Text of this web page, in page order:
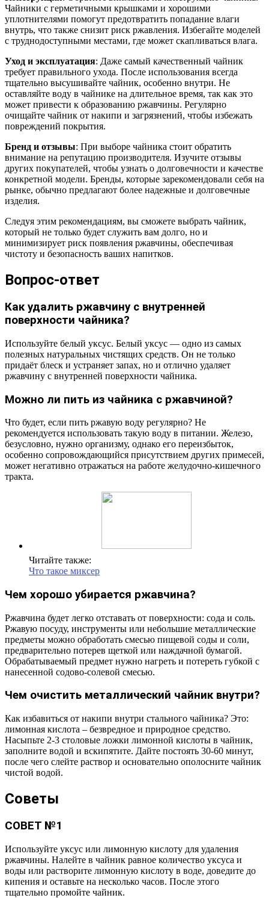
Чайники с герметичными крышками и хорошими
уплотнителями помогут предотвратить попадание влаги
внутрь, что также снизит риск ржавления. Избегайте моделей
с труднодоступными местами, где может скапливаться влага.
Уход и эксплуатация: Даже самый качественный чайник
требует правильного ухода. После использования всегда
тщательно высушивайте чайник, особенно внутри. Не
оставляйте воду в чайнике на длительное время, так как это
может привести к образованию ржавчины. Регулярно
очищайте чайник от накипи и загрязнений, чтобы избежать
повреждений покрытия.
Бренд и отзывы: При выборе чайника стоит обратить
внимание на репутацию производителя. Изучите отзывы
других покупателей, чтобы узнать о долговечности и качестве
конкретной модели. Бренды, которые зарекомендовали себя на
рынке, обычно предлагают более надежные и долговечные
изделия.
Следуя этим рекомендациям, вы сможете выбрать чайник,
который не только будет служить вам долго, но и
минимизирует риск появления ржавчины, обеспечивая
чистоту и безопасность ваших напитков.
Вопрос-ответ
Как удалить ржавчину с внутренней
поверхности чайника?
Используйте белый уксус. Белый уксус — одно из самых
полезных натуральных чистящих средств. Он не только
придаёт блеск и устраняет запах, но и отлично удаляет
ржавчину с внутренней поверхности чайника.
Можно ли пить из чайника с ржавчиной?
Что будет, если пить ржавую воду регулярно? Не
рекомендуется использовать такую воду в питании. Железо,
безусловно, нужно организму, однако его переизбыток,
особенно сопровождающийся присутствием других примесей,
может негативно отражаться на работе желудочно-кишечного
тракта.
Читайте также:
Что такое миксер
Чем хорошо убирается ржавчина?
Ржавчина будет легко отставать от поверхности: сода и соль.
Ржавую посуду, инструменты или небольшие металлические
предметы можно обработать смесью пищевой соды и соли,
предварительно потерев щеткой или наждачной бумагой.
Обрабатываемый предмет нужно нагреть и потереть губкой с
нанесенной содово-солевой смесью.
Чем очистить металлический чайник внутри?
Как избавиться от накипи внутри стального чайника? Это:
лимонная кислота – безвредное и природное средство.
Насыпьте 2-3 столовые ложки лимонной кислоты в чайник,
заполните водой и вскипятите. Дайте постоять 30-60 минут,
после чего слейте раствор и основательно ополосните чайник
чистой водой.
Советы
СОВЕТ №1
Используйте уксус или лимонную кислоту для удаления
ржавчины. Налейте в чайник равное количество уксуса и
воды или растворите лимонную кислоту в воде, доведите до
кипения и оставьте на несколько часов. После этого
тщательно промойте чайник.